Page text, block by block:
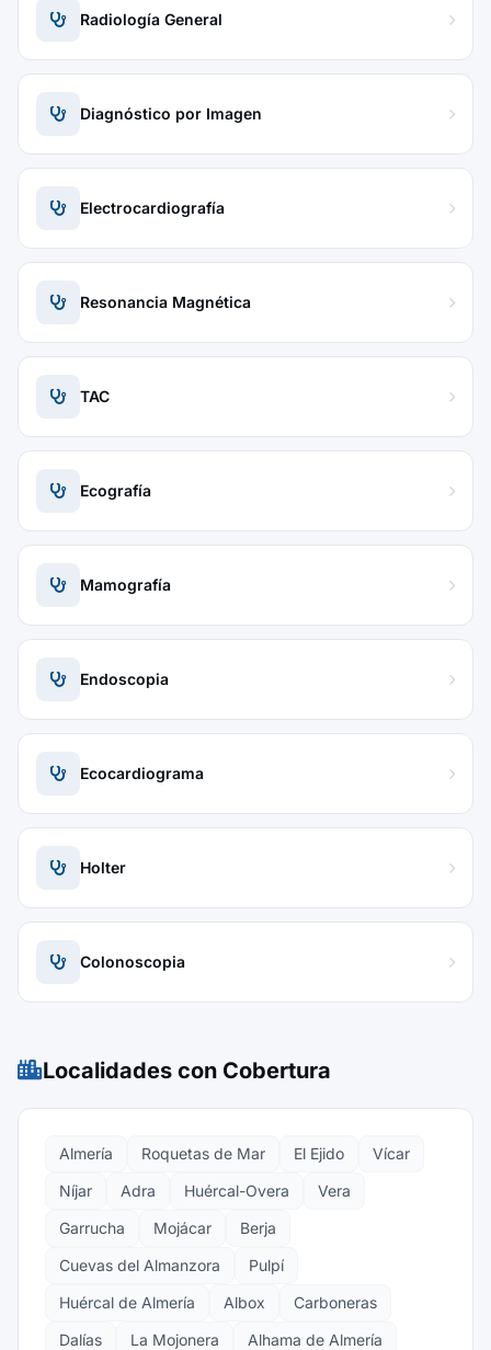
Radiología General
Diagnóstico por Imagen
Electrocardiografía
Resonancia Magnética
TAC
Ecografía
Mamografía
Endoscopia
Ecocardiograma
Holter
Colonoscopia
Localidades con Cobertura
Almería Roquetas de Mar El Ejido
Vícar
Níjar
Adra Huércal-Overa
Vera
Garrucha
Mojácar
Berja
Cuevas del Almanzora
Pulpí
Huércal de Almería
Albox
Carboneras
Dalías
La Mojonera
Alhama de Almería